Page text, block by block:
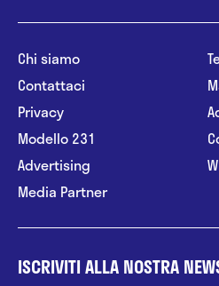
Chi siamo
Contattaci
Privacy
Modello 231
Advertising
Media Partner
ISCRIVITI ALLA NOSTRA